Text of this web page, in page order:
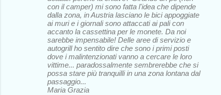
con il camper) mi sono fatta l'idea che dipende
dalla zona, in Austria lasciano le bici appoggiate
ai muri e i giornali sono attaccati ai pali con
accanto la cassettina per le monete. Da noi
sarebbe impensabile! Delle aree di servizio e
autogrill ho sentito dire che sono i primi posti
dove i malintenzionati vanno a cercare le loro
vittime... paradossalmente sembrerebbe che si
possa stare più tranquilli in una zona lontana dal
passaggio...
Maria Grazia